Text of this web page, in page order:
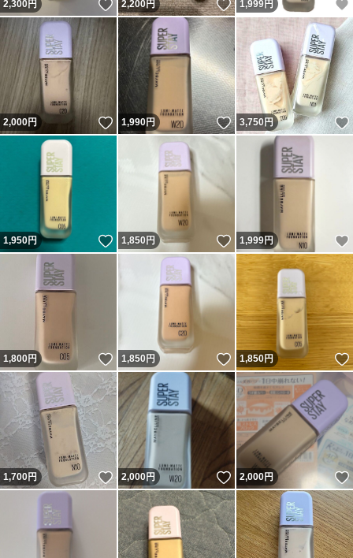
2,300円 いいね！
2,200円 いいね！
1,999円
2,000円 いいね！
1,990円 いいね！
3,750円
1,950円 いいね！
1,850円 いいね！
1,999円
1,800円 いいね！
1,850円 いいね！
1,850円
1,700円 いいね！
2,000円 いいね！
2,000円